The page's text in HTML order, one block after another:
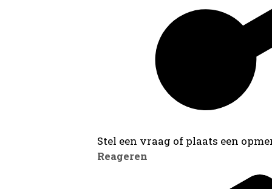
Stel een vraag of plaats een
Reageren